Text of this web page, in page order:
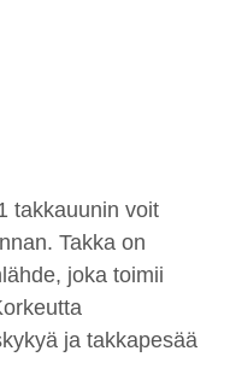
takkauunin voit
Takka on
joka toimii
ja takkapesää